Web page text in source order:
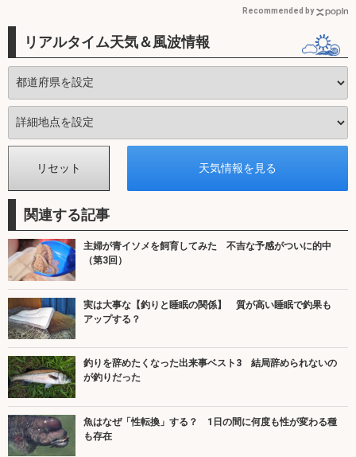
Recommended by
リアルタイム天気＆風波情報
関連する記事
主婦が青イソメを飼育してみた 不吉な予感がついに的中
（第3回）
実は大事な【釣りと睡眠の関係】 質が高い睡眠で釣果も
アップする？
釣りを辞めたくなった出来事ベスト3 結局辞められないの
が釣りだった
魚はなぜ「性転換」する？ 1日の間に何度も性が変わる種
も存在